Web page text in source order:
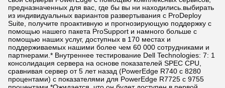
предназначенных для вас, где бы вы ни находились.выбирать
из индивидуальных вариантов развертывания с ProDeploy
Suite, получите проактивную и прогнозирующую поддержку с
помощью нашего пакета ProSupport и намного больше с
помощью наших услуг, доступных в 170 местах и
поддерживаемых нашими более чем 60 000 сотрудниками и
партнерами.* Внутреннее тестирование Dell Technologies: 7: 1
консолидация сервера на основе показателей SPEC CPU,
сравнивая сервер от 5 лет назад (PowerEdge R740 с 8280
процентами) с показателями для PowerEdge R7725 с 9755